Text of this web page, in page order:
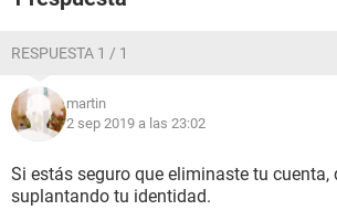
RESPUESTA 1 / 1
martin
2 sep 2019 a las 23:02
Si estás seguro que eliminaste tu cuenta,
suplantando tu identidad.